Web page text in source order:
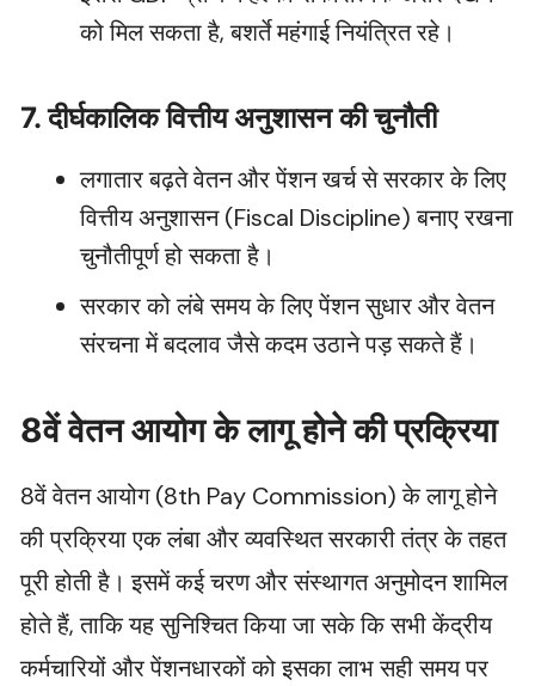
को मिल सकता है, बशर्ते महंगाई नियंत्रित रहे।
7. दीर्घकालिक वित्तीय अनुशासन की चुनौती
लगातार बढ़ते वेतन और पेंशन खर्च से सरकार के लिए
वित्तीय अनुशासन (Fiscal Discipline) बनाए रखना
चुनौतीपूर्ण हो सकता है।
सरकार को लंबे समय के लिए पेंशन सुधार और वेतन
संरचना में बदलाव जैसे कदम उठाने पड़ सकते हैं।
8वें वेतन आयोग के लागू होने की प्रक्रिया
8वें वेतन आयोग (8th Pay Commission) के लागू होने
की प्रक्रिया एक लंबा और व्यवस्थित सरकारी तंत्र के तहत
पूरी होती है। इसमें कई चरण और संस्थागत अनुमोदन शामिल
होते हैं, ताकि यह सुनिश्चित किया जा सके कि सभी केंद्रीय
कर्मचारियों और पेंशनधारकों को इसका लाभ सही समय पर